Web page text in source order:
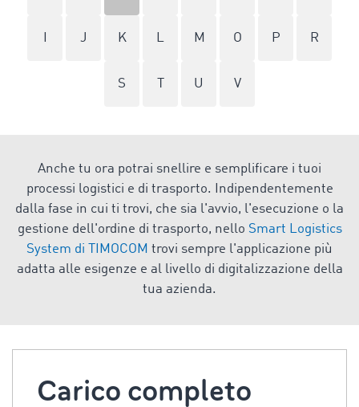
J K L M O P R
S U V
Anche tu ora potrai snellire e semplificare i tuoi
processi logistici e di trasporto. Indipendentemente
dalla fase in cui ti trovi, che sia l'avvio, l'esecuzione o la
gestione dell'ordine di trasporto, nello Smart Logistics
System di TIMOCOM trovi sempre l'applicazione più
adatta alle esigenze e al livello di digitalizzazione della
tua azienda.
Carico completo